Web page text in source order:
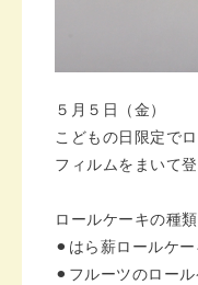
５月５日（金）
こどもの日限定で
フィルムをまいて
ロールケーキの種
⚫︎はら薪ロールケー
⚫︎フルーツのロー